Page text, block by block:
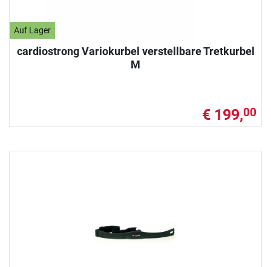
Auf Lager
cardiostrong Variokurbel verstellbare Tretkurbel
M
€ 199,00